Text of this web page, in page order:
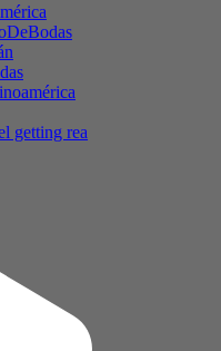
getting rea